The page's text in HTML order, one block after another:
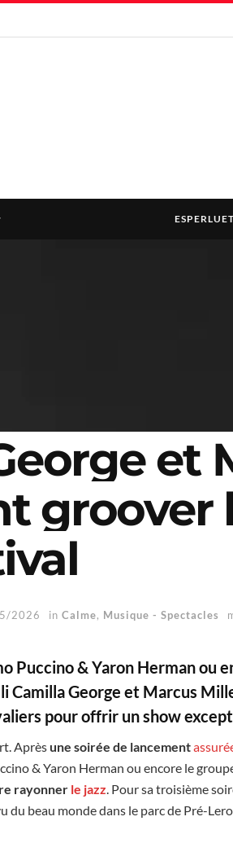
et
groover
2026 in Calme, Musique - Spectacles
Puccino & Yaron Herman ou
Camilla George et Marcus
pour offrir un show
Après une soirée de lancement
& Yaron Herman ou encore le
rayonner le jazz. Pour sa troisième
du beau monde dans le parc de Pré-